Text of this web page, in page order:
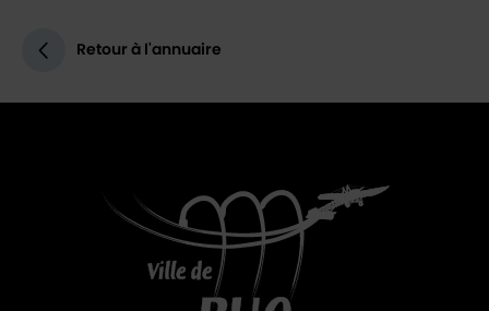
Retour à l'annuaire